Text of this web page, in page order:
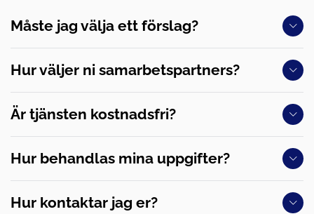
Måste jag välja ett förslag?
Hur väljer ni samarbetspartners?
Är tjänsten kostnadsfri?
Hur behandlas mina uppgifter?
Hur kontaktar jag er?